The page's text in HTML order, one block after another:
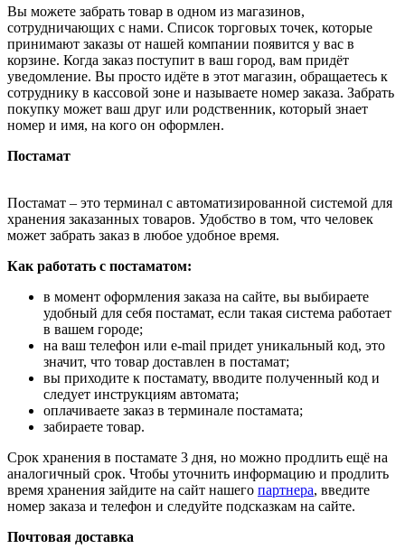
Вы можете забрать товар в одном из магазинов,
сотрудничающих с нами. Список торговых точек, которые
принимают заказы от нашей компании появится у вас в
корзине. Когда заказ поступит в ваш город, вам придёт
уведомление. Вы просто идёте в этот магазин, обращаетесь к
сотруднику в кассовой зоне и называете номер заказа. Забрать
покупку может ваш друг или родственник, который знает
номер и имя, на кого он оформлен.
Постамат
Постамат – это терминал с автоматизированной системой для
хранения заказанных товаров. Удобство в том, что человек
может забрать заказ в любое удобное время.
Как работать с постаматом:
в момент оформления заказа на сайте, вы выбираете
удобный для себя постамат, если такая система работает
в вашем городе;
на ваш телефон или e-mail придет уникальный код, это
значит, что товар доставлен в постамат;
вы приходите к постамату, вводите полученный код и
следует инструкциям автомата;
оплачиваете заказ в терминале постамата;
забираете товар.
Срок хранения в постамате 3 дня, но можно продлить ещё на
аналогичный срок. Чтобы уточнить информацию и продлить
время хранения зайдите на сайт нашего партнера, введите
номер заказа и телефон и следуйте подсказкам на сайте.
Почтовая доставка